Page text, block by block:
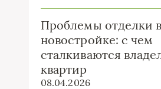
Проблемы отделки в
новостройке: с чем
сталкиваются
квартир
08.04.2026